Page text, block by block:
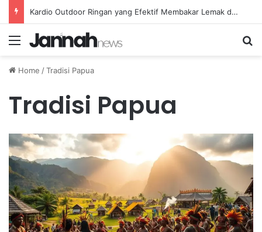
Kardio Outdoor Ringan yang Efektif Membakar Lemak dan Menyegarkan Tubuh Anda
Menu
Home /Tradisi Papua
Tradisi Papua